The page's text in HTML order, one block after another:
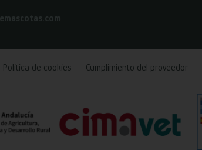
Política de cookies Cumplimiento del proveedor